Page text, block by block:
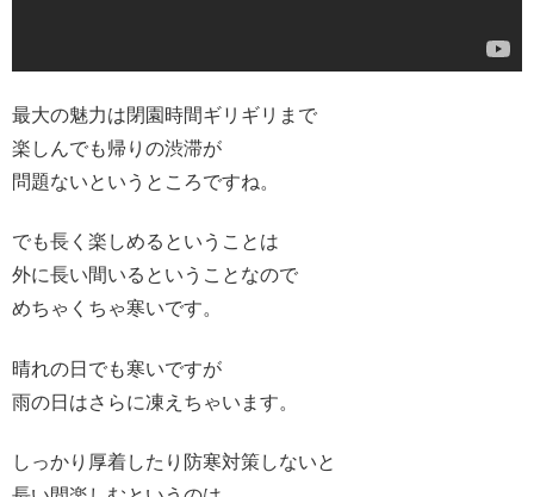
最大の魅力は閉園時間ギリギリまで
楽しんでも帰りの渋滞が
問題ないというところですね。
でも長く楽しめるということは
外に長い間いるということなので
めちゃくちゃ寒いです。
晴れの日でも寒いですが
雨の日はさらに凍えちゃいます。
しっかり厚着したり防寒対策しないと